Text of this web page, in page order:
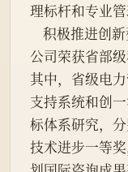
理标杆和专业管
公司荣获省部级
其中，省级电
支持系统和创
标体系研究，
技术进步一等